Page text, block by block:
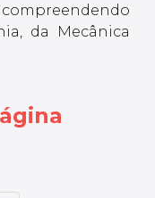
da Mecânica